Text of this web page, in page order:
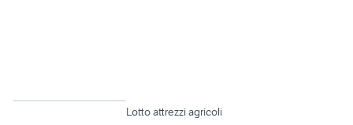
Lotto attrezzi agricoli